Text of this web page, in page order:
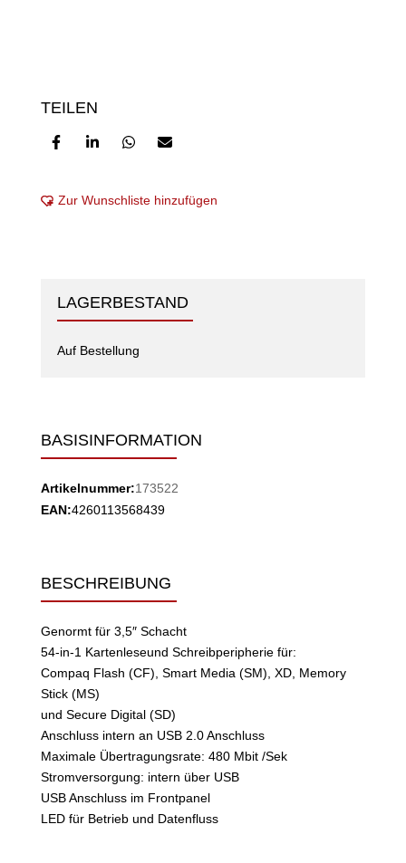
LAGERBESTAND
Auf Bestellung
BASISINFORMATION
Artikelnummer:173522
EAN:4260113568439
BESCHREIBUNG
Genormt für 3,5″ Schacht
54-in-1 Kartenleseund Schreibperipherie für:
Compaq Flash (CF), Smart Media (SM), XD, Memory
Stick (MS)
und Secure Digital (SD)
Anschluss intern an USB 2.0 Anschluss
Maximale Übertragungsrate: 480 Mbit /Sek
Stromversorgung: intern über USB
USB Anschluss im Frontpanel
LED für Betrieb und Datenfluss
TEILEN
Zur Wunschliste hinzufügen